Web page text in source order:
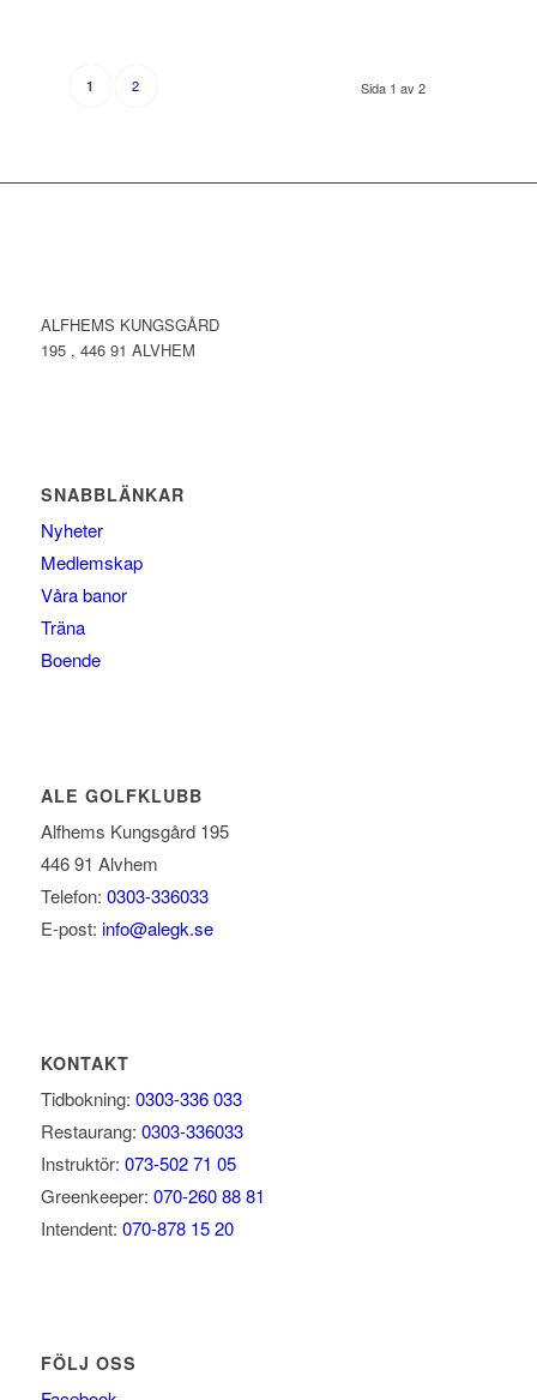
Sida 1 av 2
1 2
ALFHEMS KUNGSGÅRD
195 , 446 91 ALVHEM
SNABBLÄNKAR
Nyheter
Medlemskap
Våra banor
Träna
Boende
ALE GOLFKLUBB
Alfhems Kungsgård 195
446 91 Alvhem
Telefon: 0303-336033
E-post: info@alegk.se
KONTAKT
Tidbokning: 0303-336 033
Restaurang: 0303-336033
Instruktör: 073-502 71 05
Greenkeeper: 070-260 88 81
Intendent: 070-878 15 20
FÖLJ OSS
Denna webbplats använder
användning av vår webbplats med våra
reklam- och analyspartners som kan
du har tillhandahållit dem eller som de har
samlat in från din användning av deras
tjänster.
Läs mer
STRIKT NÖDVÄNDIGT
FUNKTIONER